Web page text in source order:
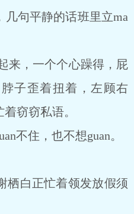
句平静的话班里立ma
，一个个心躁得，屁
子歪着扭着，左顾右
窃窃私语。
住，也不想guan。
白正忙着领发放假须